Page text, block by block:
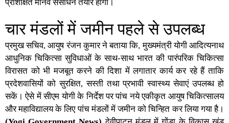
प्रशिक्षित मानव संसाधन तैयार होगा।
चार मंडलों में जमीन पहले से उपलब्ध
प्रमुख सचिव, आयुष रंजन कुमार ने बताया कि, मुख्यमंत्री योगी आदित्यनाथ
आधुनिक चिकित्सा सुविधाओं के साथ-साथ भारत की पारंपरिक चिकित्सा
विरासत को भी मजबूत करने की दिशा में लगातार कार्य कर रहे हैं ताकि
प्रदेशवासियों को सुरक्षित, सस्ती तथा प्रभावी स्वास्थ्य सेवाएं उपलब्ध हो
सकें। ऐसे में सीएम योगी के निर्देश पर पांच नये एकीकृत आयुष चिकित्सालय
और महाविद्यालय के लिए पांच मंडलों में जमीन को चिन्हित कर लिया गया है।